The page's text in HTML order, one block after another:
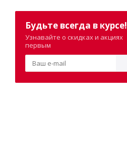
Будьте всегда в курсе!
Узнавайте о скидках и акциях
первым